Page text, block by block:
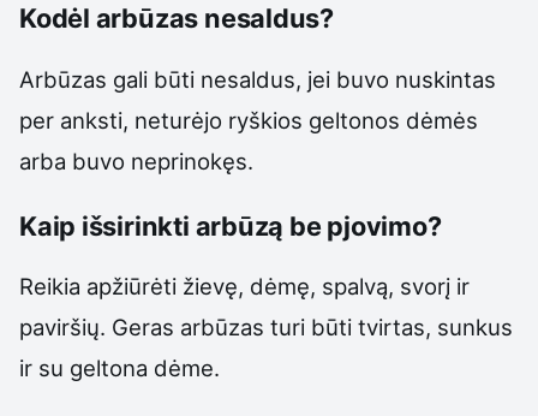
Kodėl arbūzas nesaldus?
Arbūzas gali būti nesaldus, jei buvo nuskintas
per anksti, neturėjo ryškios geltonos dėmės
arba buvo neprinokęs.
Kaip išsirinkti arbūzą be pjovimo?
Reikia apžiūrėti žievę, dėmę, spalvą, svorį ir
paviršių. Geras arbūzas turi būti tvirtas, sunkus
ir su geltona dėme.